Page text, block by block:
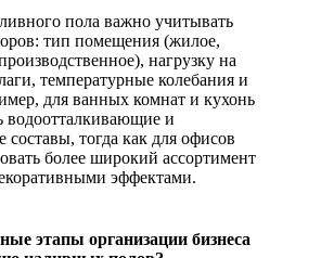
пола важно учитывать
тип помещения (жилое,
нагрузку на
температурные колебания и
для ванных комнат и кухонь
водоотталкивающие и
составы, тогда как для офисов
более широкий ассортимент
эффектами.
этапы организации бизнеса